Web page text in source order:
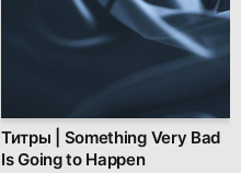
Титры | Something Very Bad
Is Going to Happen